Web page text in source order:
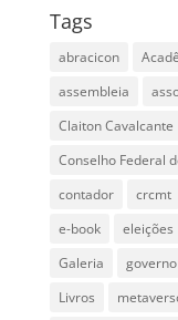
Tags
abracicon
assembleia
Claiton Cavalcante
Conselho Federal
contador
crcmt
e-book
eleições
Galeria
Livros